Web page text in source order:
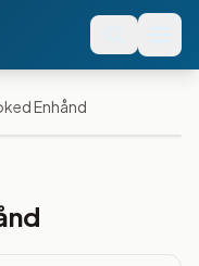
Enhånd